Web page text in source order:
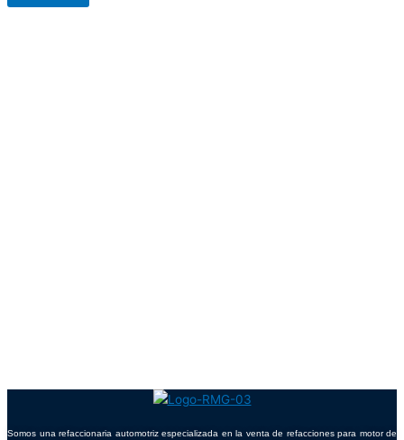
Somos una refaccionaria automotriz especializada en la venta de refacciones para motor de